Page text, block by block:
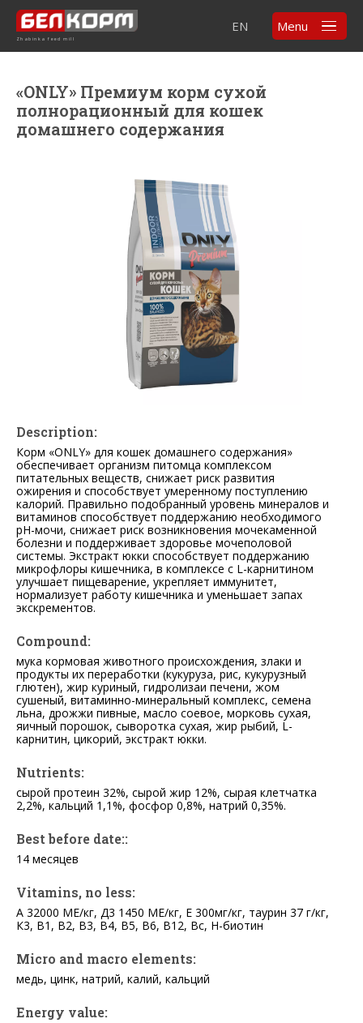
Zhabinka feed mill
EN Menu
«ONLY» Премиум корм сухой
полнорационный для кошек
домашнего содержания
Description:
Корм «ONLY» для кошек домашнего содержания»
обеспечивает организм питомца комплексом
питательных веществ, снижает риск развития
ожирения и способствует умеренному поступлению
калорий. Правильно подобранный уровень минералов и
витаминов способствует поддержанию необходимого
рН-мочи, снижает риск возникновения мочекаменной
болезни и поддерживает здоровье мочеполовой
системы. Экстракт юкки способствует поддержанию
микрофлоры кишечника, в комплексе с L-карнитином
улучшает пищеварение, укрепляет иммунитет,
нормализует работу кишечника и уменьшает запах
экскрементов.
Compound:
мука кормовая животного происхождения, злаки и
продукты их переработки (кукуруза, рис, кукурузный
глютен), жир куриный, гидролизаи печени, жом
сушеный, витаминно-минеральный комплекс, семена
льна, дрожжи пивные, масло соевое, морковь сухая,
яичный порошок, сыворотка сухая, жир рыбий, L-
карнитин, цикорий, экстракт юкки.
Nutrients:
сырой протеин 32%, сырой жир 12%, сырая клетчатка
2,2%, кальций 1,1%, фосфор 0,8%, натрий 0,35%.
Best before date::
14 месяцев
Vitamins, no less:
А 32000 МЕ/кг, Д3 1450 МЕ/кг, Е 300мг/кг, таурин 37 г/кг,
К3, В1, В2, В3, В4, В5, В6, В12, Вс, Н-биотин
Micro and macro elements:
медь, цинк, натрий, калий, кальций
Energy value: